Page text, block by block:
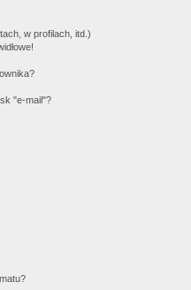
w profilach, itd.)
"e-mail"?